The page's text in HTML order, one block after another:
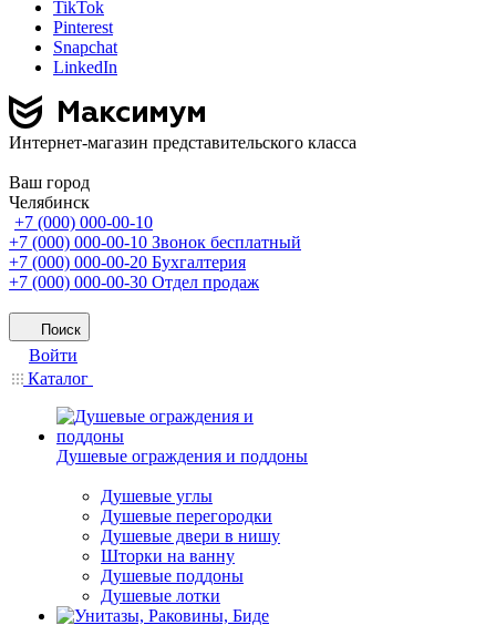
TikTok
Pinterest
Snapchat
LinkedIn
Интернет-магазин представительского класса
Ваш город
Челябинск
+7 (000) 000-00-10
+7 (000) 000-00-10 Звонок бесплатный
+7 (000) 000-00-20 Бухгалтерия
+7 (000) 000-00-30 Отдел продаж
Поиск
Войти
Каталог
Душевые ограждения и поддоны
Душевые углы
Душевые перегородки
Душевые двери в нишу
Шторки на ванну
Душевые поддоны
Душевые лотки